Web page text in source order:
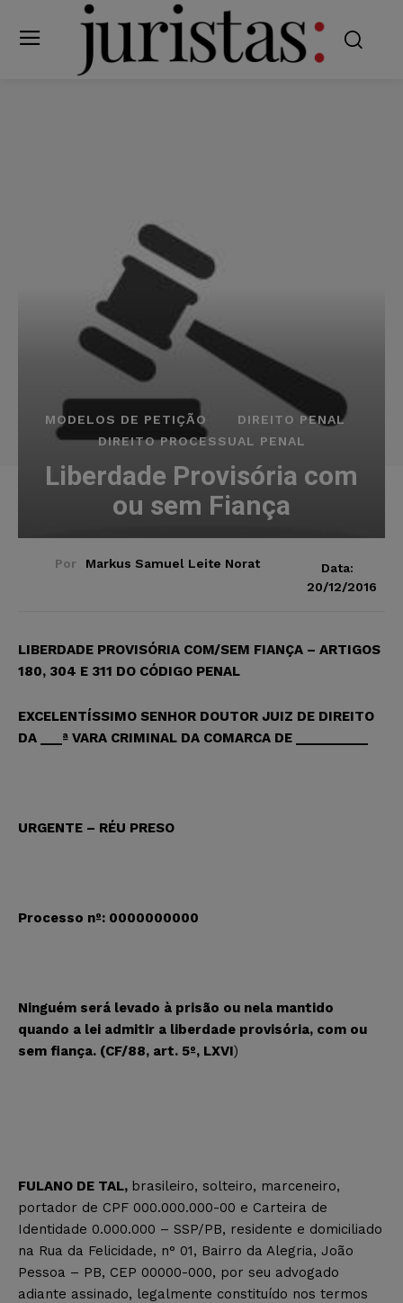
MODELOS DE PETIÇÃO
DIREITO PENAL
DIREITO PROCESSUAL PENAL
Liberdade Provisória com
ou sem Fiança
Por Markus Samuel Leite Norat
Data:
20/12/2016
LIBERDADE PROVISÓRIA COM/SEM FIANÇA – ARTIGOS
180, 304 E 311 DO CÓDIGO PENAL
EXCELENTÍSSIMO SENHOR DOUTOR JUIZ DE DIREITO
DA ___ª VARA CRIMINAL DA COMARCA DE __________
URGENTE – RÉU PRESO
Processo nº: 0000000000
Ninguém será levado à prisão ou nela mantido
quando a lei admitir a liberdade provisória, com ou
sem fiança. (CF/88, art. 5º, LXVI)
FULANO DE TAL, brasileiro, solteiro, marceneiro,
portador de CPF 000.000.000-00 e Carteira de
Identidade 0.000.000 – SSP/PB, residente e domiciliado
na Rua da Felicidade, n° 01, Bairro da Alegria, João
Pessoa – PB, CEP 00000-000, por seu advogado
adiante assinado, legalmente constituído nos termos